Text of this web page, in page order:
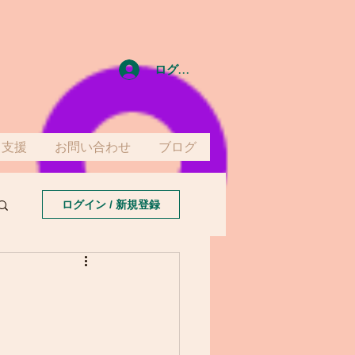
ログイン
援 お問い合わせ ブログ
ログイン / 新規登録